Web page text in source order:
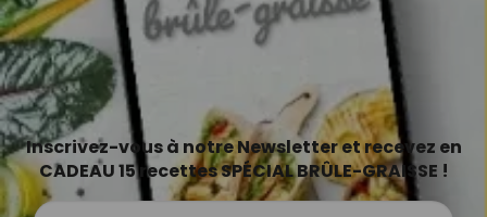
Inscrivez-vous à notre Newsletter et recevez en
CADEAU 15 recettes SPÉCIAL BRÛLE-GRAISSE !